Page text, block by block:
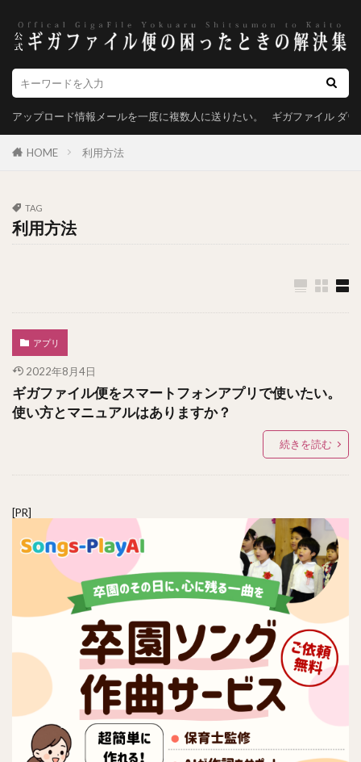
アップロード情報メールを一度に複数人に送りたい。 ギガファイル ダ
HOME 利用方法
TAG
利用方法
アプリ
2022年8月4日
ギガファイル便をスマートフォンアプリで使いたい。
使い方とマニュアルはありますか？
続きを読む
[PR]